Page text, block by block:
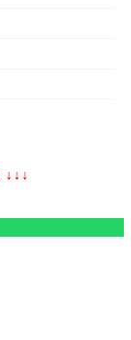
↓↓↓